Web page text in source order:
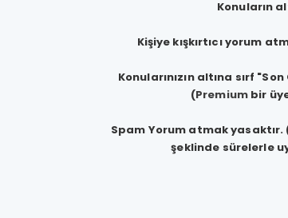
Konuların
Kişiye kışkırtıcı yorum
Konularınızın altına sırf
(Premiumbir
Spam Yorum atmak yasaktır.
şeklinde sürelerle